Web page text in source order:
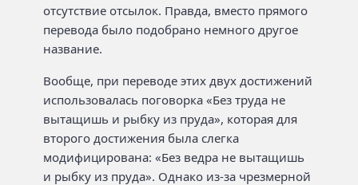
отсутствие отсылок. Правда, вместо прямого
перевода было подобрано немного другое
название.
Вообще, при переводе этих двух достижений
использовалась поговорка «Без труда не
вытащишь и рыбку из пруда», которая для
второго достижения была слегка
модифицирована: «Без ведра не вытащишь
и рыбку из пруда». Однако из-за чрезмерной